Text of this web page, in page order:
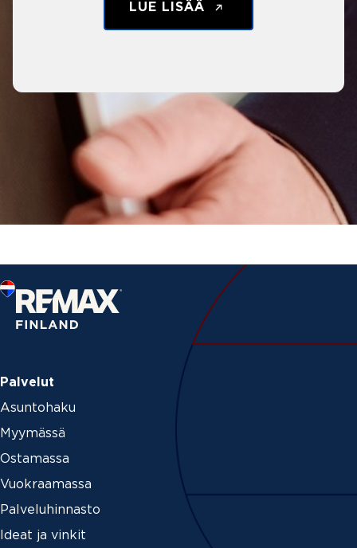
LUE LISÄÄ
Palvelut
Asuntohaku
Myymässä
Ostamassa
Vuokraamassa
Palveluhinnasto
Ideat ja vinkit